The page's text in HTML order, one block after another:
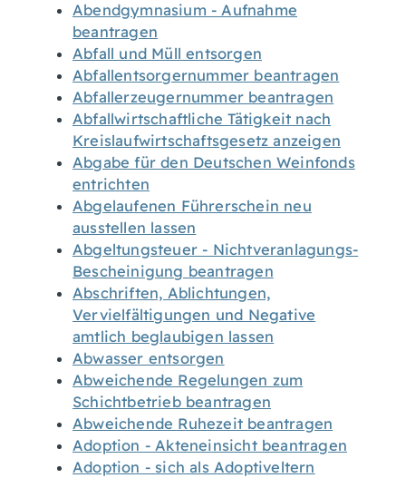
Abendgymnasium - Aufnahme
beantragen
Abfall und Müll entsorgen
Abfallentsorgernummer beantragen
Abfallerzeugernummer beantragen
Abfallwirtschaftliche Tätigkeit nach
Kreislaufwirtschaftsgesetz anzeigen
Abgabe für den Deutschen Weinfonds
entrichten
Abgelaufenen Führerschein neu
ausstellen lassen
Abgeltungsteuer - Nichtveranlagungs-
Bescheinigung beantragen
Abschriften, Ablichtungen,
Vervielfältigungen und Negative
amtlich beglaubigen lassen
Abwasser entsorgen
Abweichende Regelungen zum
Schichtbetrieb beantragen
Abweichende Ruhezeit beantragen
Adoption - Akteneinsicht beantragen
Adoption - sich als Adoptiveltern